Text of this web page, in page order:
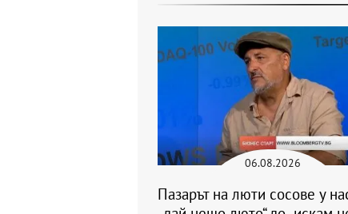
06.08.2026
Пазарът на люти сосове у